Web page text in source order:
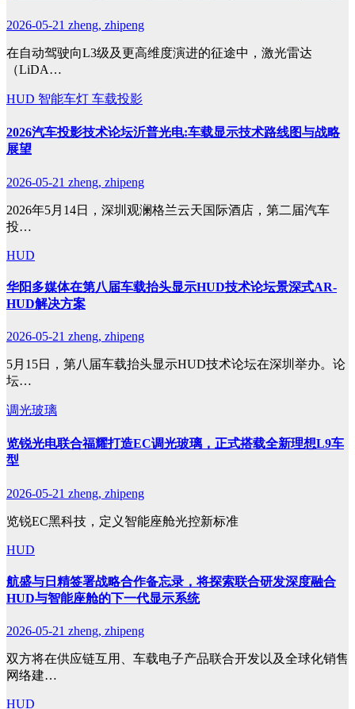
2026-05-21 zheng, zhipeng
在自动驾驶向L3级及更高维度演进的征途中，激光雷达
（LiDA…
HUD 智能车灯 车载投影
2026汽车投影技术论坛沂普光电:车载显示技术路线图与战略
展望
2026-05-21 zheng, zhipeng
2026年5月14日，深圳观澜格兰云天国际酒店，第二届汽车
投…
HUD
华阳多媒体在第八届车载抬头显示HUD技术论坛景深式AR-
HUD解决方案
2026-05-21 zheng, zhipeng
5月15日，第八届车载抬头显示HUD技术论坛在深圳举办。论
坛…
调光玻璃
览锐光电联合福耀打造EC调光玻璃，正式搭载全新理想L9车
型
2026-05-21 zheng, zhipeng
览锐EC黑科技，定义智能座舱光控新标准
HUD
航盛与日精签署战略合作备忘录，将探索联合研发深度融合
HUD与智能座舱的下一代显示系统
2026-05-21 zheng, zhipeng
双方将在供应链互用、车载电子产品联合开发以及全球化销售
网络建…
HUD